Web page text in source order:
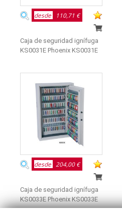
desde 110,71 €
Caja de seguridad ignífuga
KS0031E Phoenix KS0031E
desde 204,00 €
Caja de seguridad ignífuga
KS0033E Phoenix KS0033E